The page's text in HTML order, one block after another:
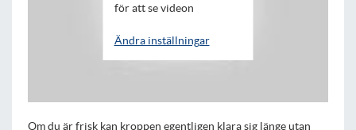
för att se videon
Ändra inställningar
Om du är frisk kan kroppen egentligen klara sig länge utan